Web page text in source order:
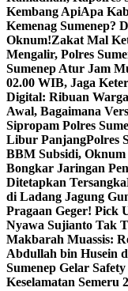
Kembang ApiApa
Kemenag Sumenep?
Oknum!Zakat Mal
Mengalir, Polres
Sumenep Atur Jam
02.00 WIB, Jaga
Digital: Ribuan
Awal, Bagaimana
Sipropam Polres
Libur PanjangPolres
BBM Subsidi,
Bongkar Jaringan
Ditetapkan Tersangka
di Ladang Jagung
Pragaan Geger! Pick
Nyawa Sujianto Tak
Makbarah Muassis:
Abdullah bin Husein
Sumenep Gelar
Keselamatan Semeru